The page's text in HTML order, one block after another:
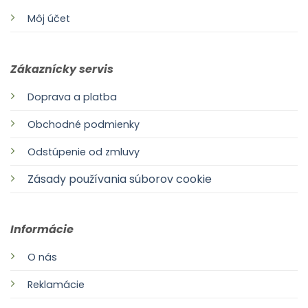
Môj účet
Zákaznícky servis
Doprava a platba
Obchodné podmienky
Odstúpenie od zmluvy
Zásady používania súborov cookie
Informácie
O nás
Reklamácie